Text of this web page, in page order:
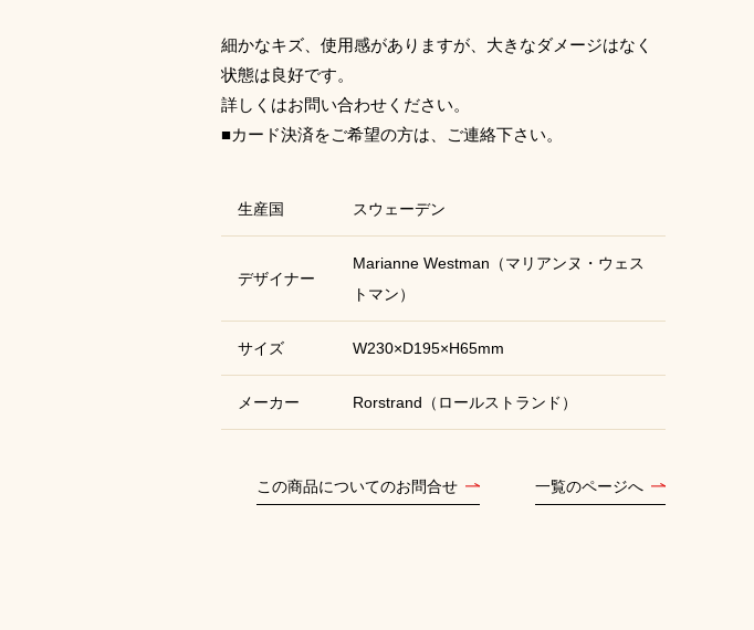
細かなキズ、使用感がありますが、大きなダメージはなく
状態は良好です。
詳しくはお問い合わせください。
■カード決済をご希望の方は、ご連絡下さい。
生産国 スウェーデン
デザイナー
Marianne Westman（マリアンヌ・ウェス
トマン）
サイズ W230×D195×H65mm
メーカー Rorstrand（ロールストランド）
この商品についてのお問合せ 一覧のページへ